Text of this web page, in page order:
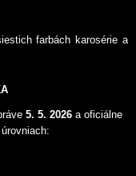
farbách karosérie a
5. 5. 2026 a oficiálne